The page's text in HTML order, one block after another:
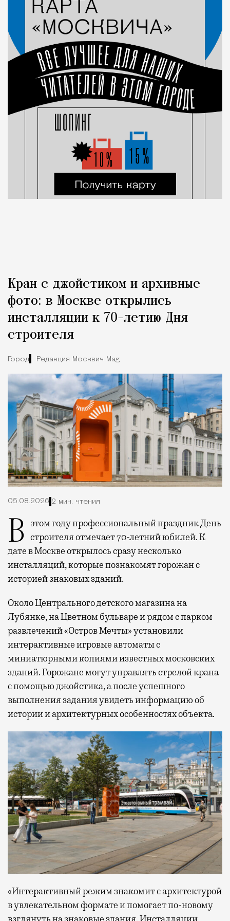
Кран с джойстиком и архивные
фото: в Москве открылись
инсталляции к 70-летию Дня
строителя
Город Редакция Москвич Mag
05.08.2026 2 мин. чтения
В этом году профессиональный праздник День строителя отмечает 70-летний юбилей. К
дате в Москве открылось сразу несколько
инсталляций, которые познакомят горожан с
историей знаковых зданий.
Около Центрального детского магазина на
Лубянке, на Цветном бульваре и рядом с парком
развлечений «Остров Мечты» установили
интерактивные игровые автоматы с
миниатюрными копиями известных московских
зданий. Горожане могут управлять стрелой крана
с помощью джойстика, а после успешного
выполнения задания увидеть информацию об
истории и архитектурных особенностях объекта.
«Интерактивный режим знакомит с архитектурой
в увлекательном формате и помогает по-новому